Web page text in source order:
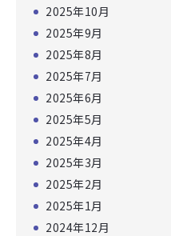
2025年10月
2025年9月
2025年8月
2025年7月
2025年6月
2025年5月
2025年4月
2025年3月
2025年2月
2025年1月
2024年12月